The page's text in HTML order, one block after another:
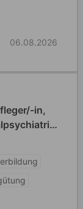
06.08.2026
in,
-